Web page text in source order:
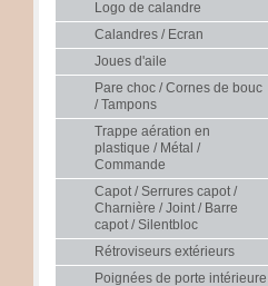
Logo de calandre
Calandres / Ecran
Joues d'aile
Pare choc / Cornes de bouc
/ Tampons
Trappe aération en
plastique / Métal /
Commande
Capot / Serrures capot /
Charnière / Joint / Barre
capot / Silentbloc
Rétroviseurs extérieurs
Poignées de porte intérieure